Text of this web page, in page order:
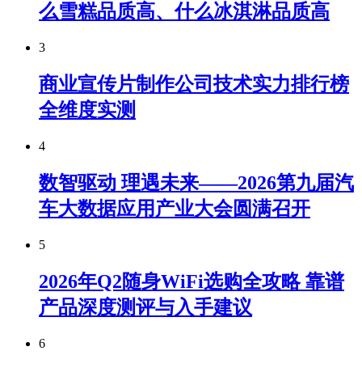
么雪糕品质高、什么冰淇淋品质高
3
商业宣传片制作公司技术实力排行榜
全维度实测
4
数智驱动 理遇未来——2026第九届汽
车大数据应用产业大会圆满召开
5
2026年Q2随身WiFi选购全攻略 靠谱
产品深度测评与入手建议
6